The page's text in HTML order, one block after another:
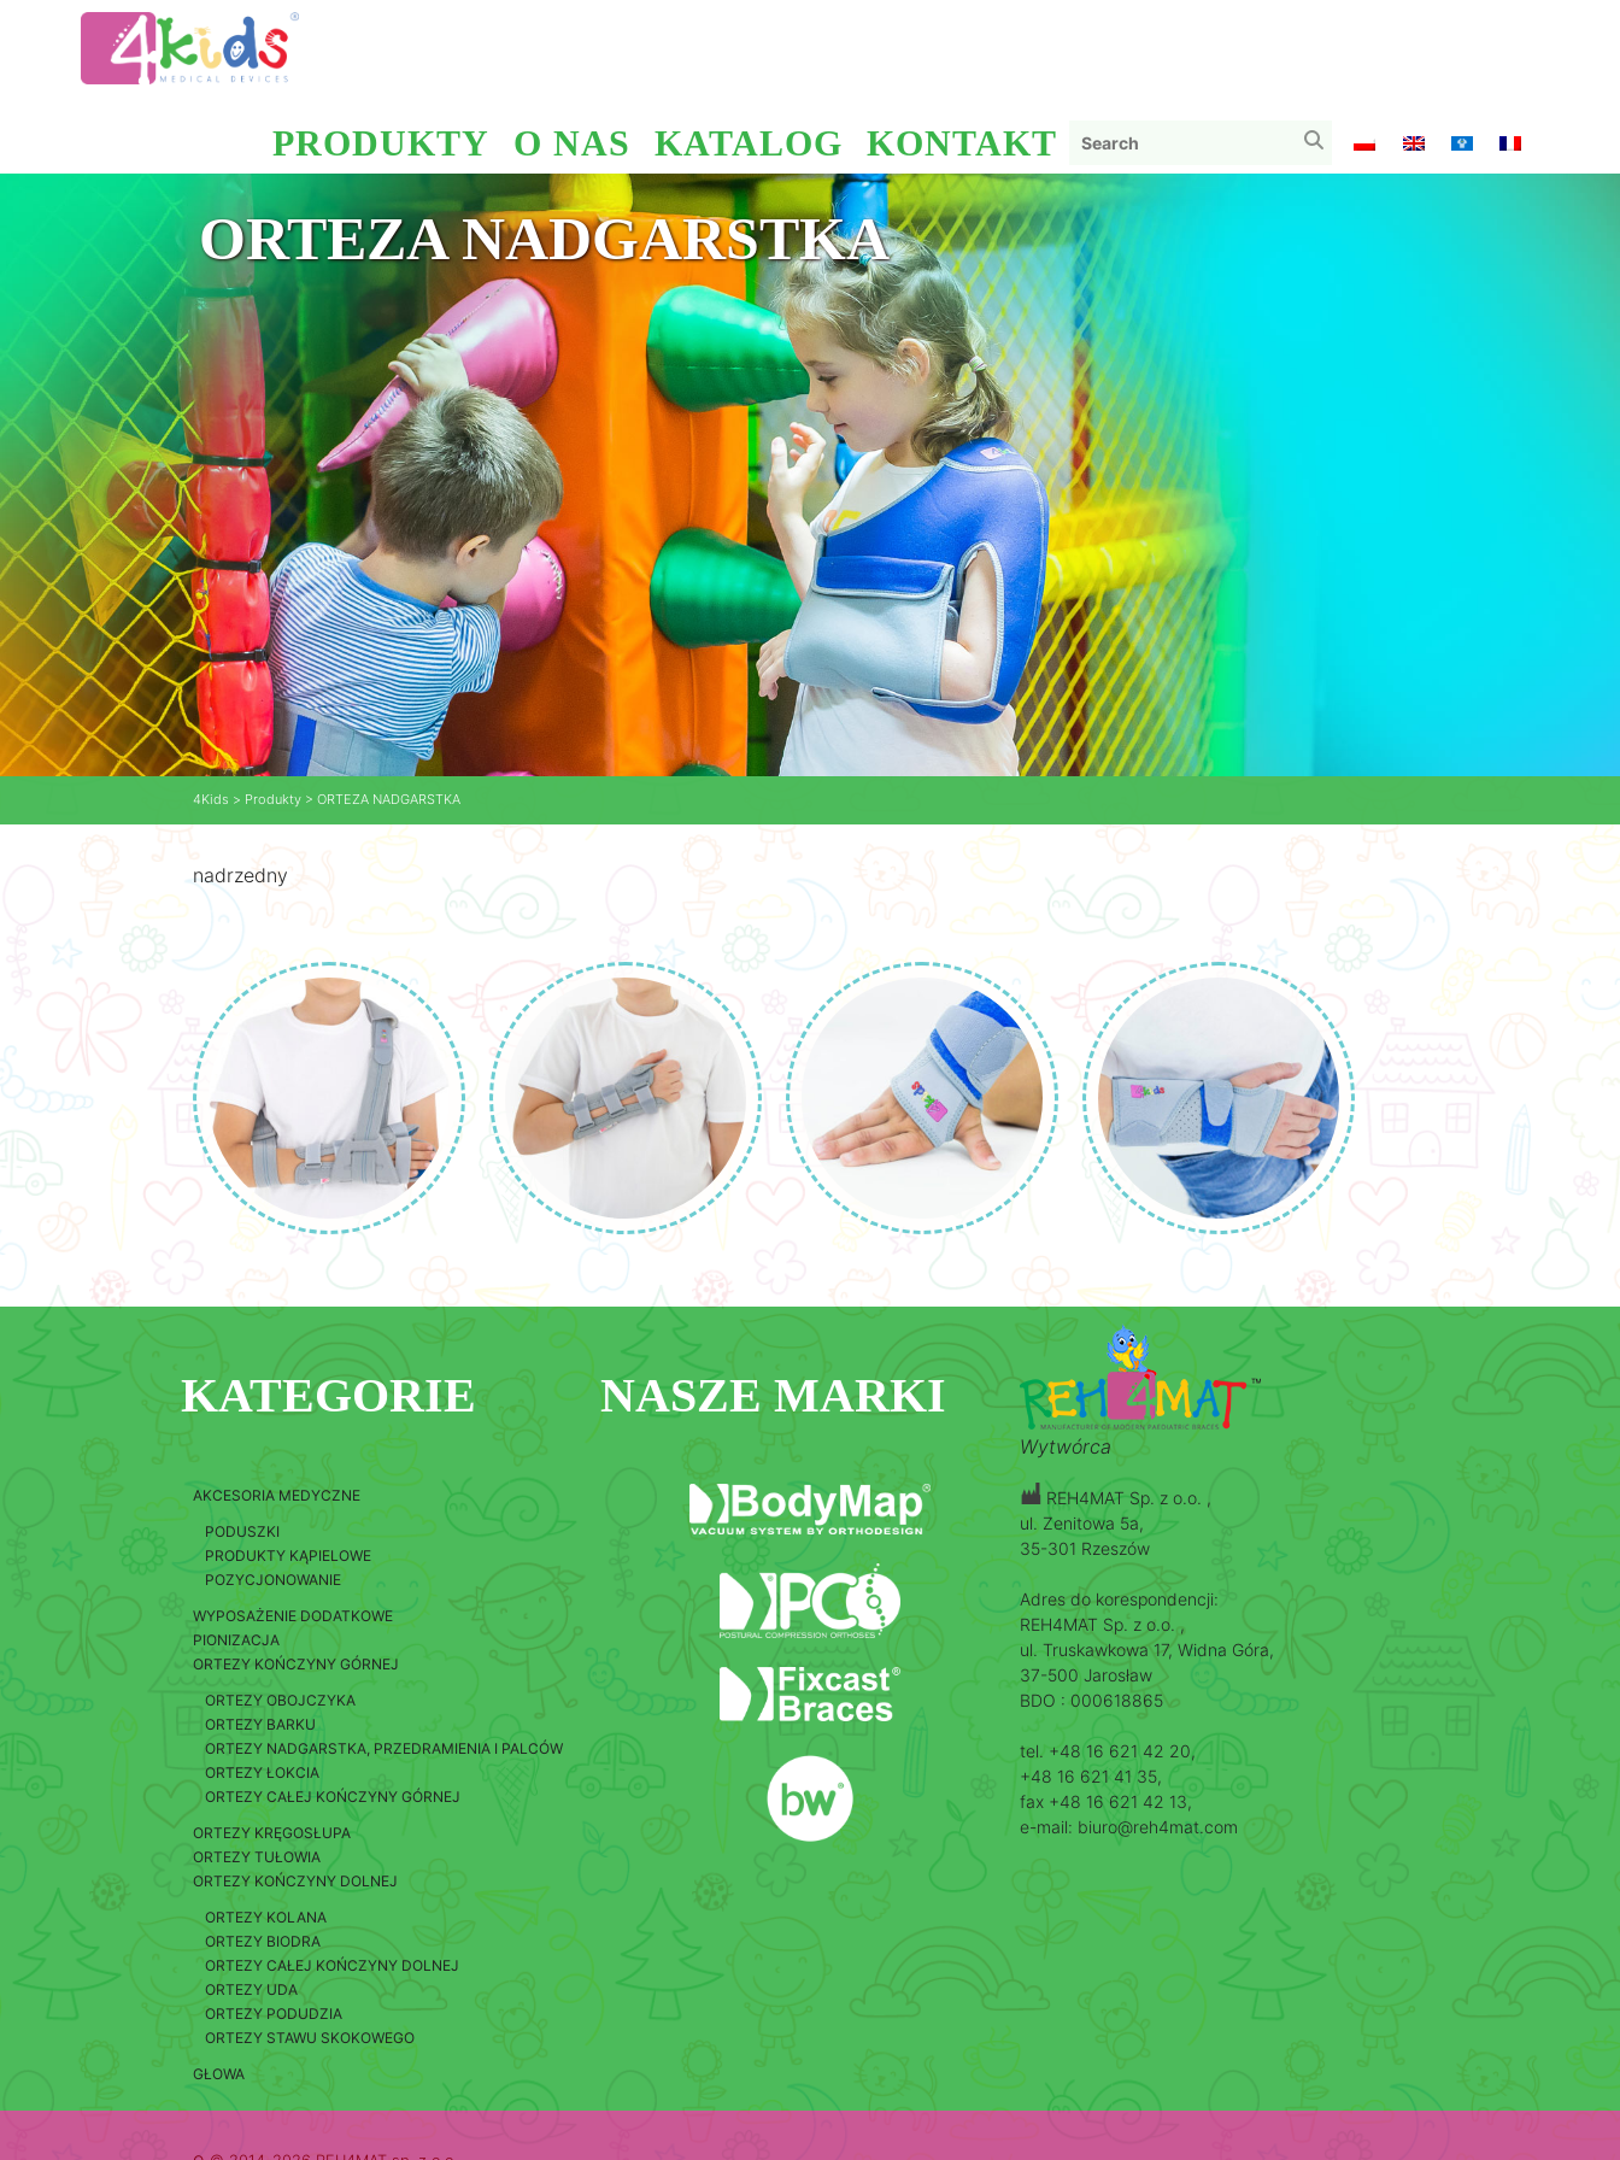
PRODUKTY O NAS KATALOG KONTAKT
ORTEZA NADGARSTKA
4Kids > Produkty > ORTEZA NADGARSTKA
nadrzedny
KATEGORIE
AKCESORIA MEDYCZNE
PODUSZKI
PRODUKTY KĄPIELOWE
POZYCJONOWANIE
WYPOSAŻENIE DODATKOWE
PIONIZACJA
ORTEZY KOŃCZYNY GÓRNEJ
ORTEZY OBOJCZYKA
ORTEZY BARKU
ORTEZY NADGARSTKA, PRZEDRAMIENIA I PALCÓW
ORTEZY ŁOKCIA
ORTEZY CAŁEJ KOŃCZYNY GÓRNEJ
ORTEZY KRĘGOSŁUPA
ORTEZY TUŁOWIA
ORTEZY KOŃCZYNY DOLNEJ
ORTEZY KOLANA
ORTEZY BIODRA
ORTEZY CAŁEJ KOŃCZYNY DOLNEJ
ORTEZY UDA
ORTEZY PODUDZIA
ORTEZY STAWU SKOKOWEGO
GŁOWA
NASZE MARKI
Wytwórca
REH4MAT Sp. z o.o. ,
ul. Zenitowa 5a,
35-301 Rzeszów
Adres do korespondencji:
REH4MAT Sp. z o.o. ,
ul. Truskawkowa 17, Widna Góra,
37-500 Jarosław
BDO : 000618865
tel. +48 16 621 42 20,
+48 16 621 41 35,
fax +48 16 621 42 13,
e-mail: biuro@reh4mat.com